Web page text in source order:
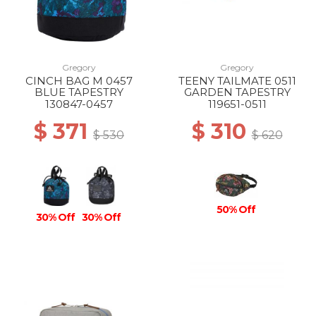
Gregory
CINCH BAG M 0457
BLUE TAPESTRY
130847-0457
$ 371 $ 530
30% Off 30% Off
Gregory
TEENY TAILMATE 0511
GARDEN TAPESTRY
119651-0511
$ 310$ 620
50% Off